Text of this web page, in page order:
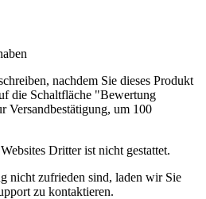
nachdem Sie dieses Produkt
die Schaltfläche "Bewertung
Versandbestätigung, um 100
Dritter ist nicht gestattet.
nicht zufrieden sind, laden wir Sie
zu kontaktieren.